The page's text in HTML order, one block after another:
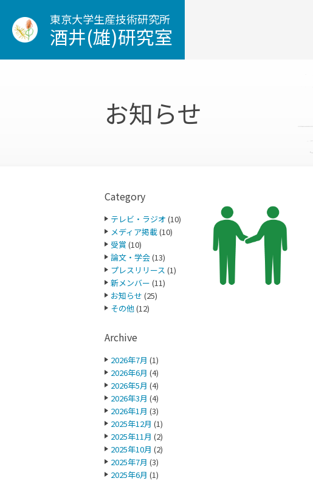
東京大学生産技術研究所
酒井(雄)研究室
お知らせ
Category
テレビ・ラジオ (10)
メディア掲載(10)
受賞 (10)
論文・学会(13)
プレスリリース (1)
新メンバー (11)
お知らせ (25)
その他(12)
Archive
2026年7月 (1)
2026年6月 (4)
2026年5月 (4)
2026年3月 (4)
2026年1月 (3)
2025年12月 (1)
2025年11月 (2)
2025年10月 (2)
2025年7月 (3)
2025年6月 (1)